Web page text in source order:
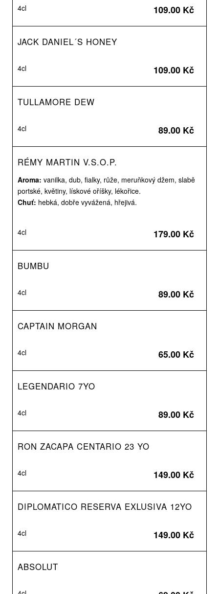
4cl 109.00 Kč
JACK DANIEL´S HONEY
4cl 109.00 Kč
TULLAMORE DEW
4cl 89.00 Kč
RÉMY MARTIN V.S.O.P.
Aroma: vanilka, dub, fialky, růže, meruňkový džem, slabě
portské, květiny, lískové oříšky, lékořice.
Chuť: hebká, dobře vyvážená, hřejivá.
4cl 179.00 Kč
BUMBU
4cl 89.00 Kč
CAPTAIN MORGAN
4cl 65.00 Kč
LEGENDARIO 7YO
4cl 89.00 Kč
RON ZACAPA CENTARIO 23 YO
4cl 149.00 Kč
DIPLOMATICO RESERVA EXLUSIVA 12YO
4cl 149.00 Kč
ABSOLUT